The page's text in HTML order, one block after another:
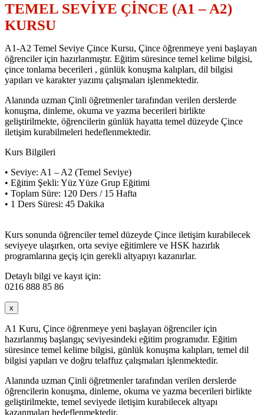
TEMEL SEVİYE ÇİNCE (A1 – A2)
KURSU
A1-A2 Temel Seviye Çince Kursu, Çince öğrenmeye yeni başlayan
öğrenciler için hazırlanmıştır. Eğitim süresince temel kelime bilgisi,
çince tonlama becerileri , günlük konuşma kalıpları, dil bilgisi
yapıları ve karakter yazımı çalışmaları işlenmektedir.
Alanında uzman Çinli öğretmenler tarafından verilen derslerde
konuşma, dinleme, okuma ve yazma becerileri birlikte
geliştirilmekte, öğrencilerin günlük hayatta temel düzeyde Çince
iletişim kurabilmeleri hedeflenmektedir.
Kurs Bilgileri
• Seviye: A1 – A2 (Temel Seviye)
• Eğitim Şekli: Yüz Yüze Grup Eğitimi
• Toplam Süre: 120 Ders / 15 Hafta
• 1 Ders Süresi: 45 Dakika
Kurs sonunda öğrenciler temel düzeyde Çince iletişim kurabilecek
seviyeye ulaşırken, orta seviye eğitimlere ve HSK hazırlık
programlarına geçiş için gerekli altyapıyı kazanırlar.
Detaylı bilgi ve kayıt için:
0216 888 85 86
x
A1 Kuru, Çince öğrenmeye yeni başlayan öğrenciler için
hazırlanmış başlangıç seviyesindeki eğitim programıdır. Eğitim
süresince temel kelime bilgisi, günlük konuşma kalıpları, temel dil
bilgisi yapıları ve doğru telaffuz çalışmaları işlenmektedir.
Alanında uzman Çinli öğretmenler tarafından verilen derslerde
öğrencilerin konuşma, dinleme, okuma ve yazma becerileri birlikte
geliştirilmekte, temel seviyede iletişim kurabilecek altyapı
kazanmaları hedeflenmektedir.